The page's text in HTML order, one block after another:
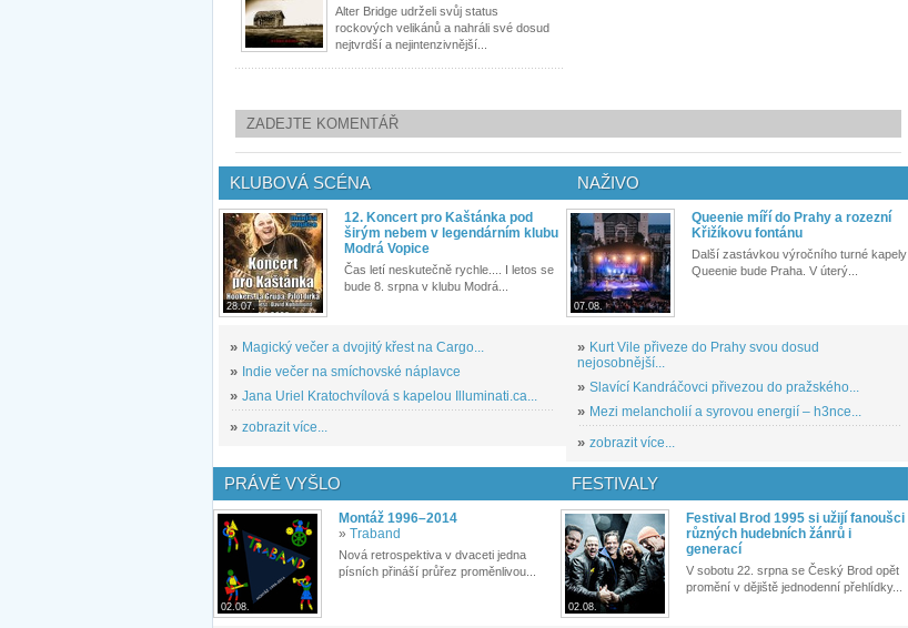
Alter Bridge udrželi svůj status
rockových velikánů a nahráli své dosud
nejtvrdší a nejintenzivnější...
ZADEJTE KOMENTÁŘ
KLUBOVÁ SCÉNA
28.07.
12. Koncert pro Kaštánka pod
širým nebem v legendárním klubu
Modrá Vopice
Čas letí neskutečně rychle.... I letos se
bude 8. srpna v klubu Modrá...
» Magický večer a dvojitý křest na Cargo...
» Indie večer na smíchovské náplavce
» Jana Uriel Kratochvílová s kapelou Illuminati.ca...
» zobrazit více...
NAŽIVO
07.08.
Queenie míří do Prahy a rozezní
Křižíkovu fontánu
Další zastávkou výročního turné kapely
Queenie bude Praha. V úterý...
» Kurt Vile přiveze do Prahy svou dosud
nejosobnější...
» Slavící Kandráčovci přivezou do pražského...
» Mezi melancholií a syrovou energií – h3nce...
» zobrazit více...
PRÁVĚ VYŠLO
02.08.
Montáž 1996–2014
» Traband
Nová retrospektiva v dvaceti jedna
písních přináší průřez proměnlivou...
FESTIVALY
02.08.
Festival Brod 1995 si užijí fanoušci
různých hudebních žánrů i
generací
V sobotu 22. srpna se Český Brod opět
promění v dějiště jednodenní přehlídky...